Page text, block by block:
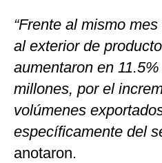
“Frente al mismo
al exterior de
aumentaron en
millones, por el
volúmenes
específicamente del
anotaron.